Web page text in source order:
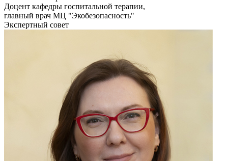
Доцент кафедры госпитальной терапии,
главный врач МЦ "Экобезопасность"
Экспертный совет